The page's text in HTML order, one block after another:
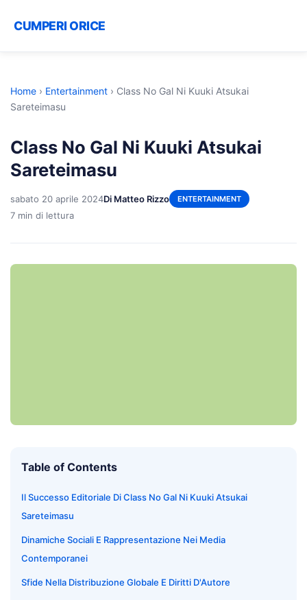
CUMPERI ORICE
Home › Entertainment › Class No Gal Ni Kuuki Atsukai
Sareteimasu
Class No Gal Ni Kuuki Atsukai
Sareteimasu
sabato 20 aprile 2024Di Matteo Rizzo ENTERTAINMENT
7 min di lettura
Table of Contents
Il Successo Editoriale Di Class No Gal Ni Kuuki Atsukai
Sareteimasu
Dinamiche Sociali E Rappresentazione Nei Media
Contemporanei
Sfide Nella Distribuzione Globale E Diritti D'Autore